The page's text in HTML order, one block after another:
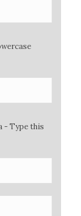
- Type this